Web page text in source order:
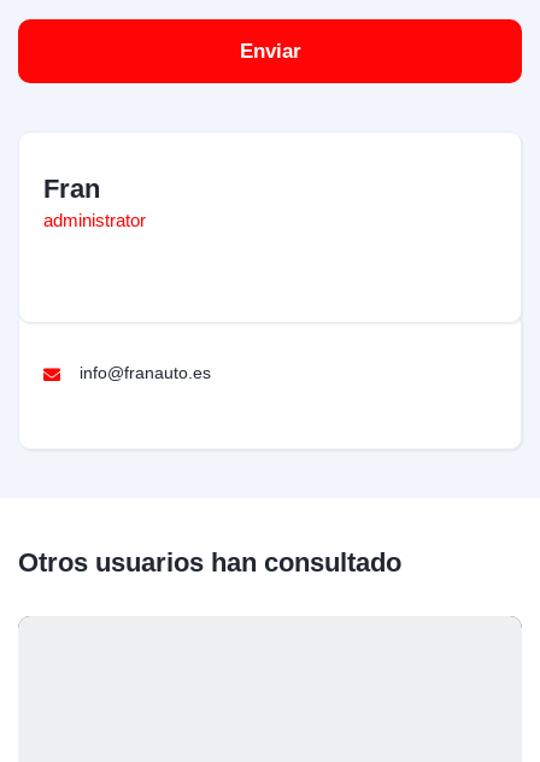
Enviar
Fran
administrator
info@franauto.es
Otros usuarios han consultado